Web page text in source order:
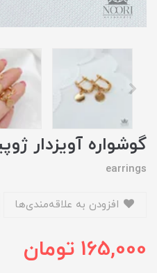
گوشواره آویزدار
earrings
165,000 تومان